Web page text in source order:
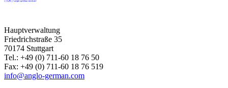
Hauptverwaltung
Friedrichstraße 35
70174 Stuttgart
Tel.: +49 (0) 711-60 18 76 50
Fax: +49 (0) 711-60 18 76 519
info@anglo-german.com